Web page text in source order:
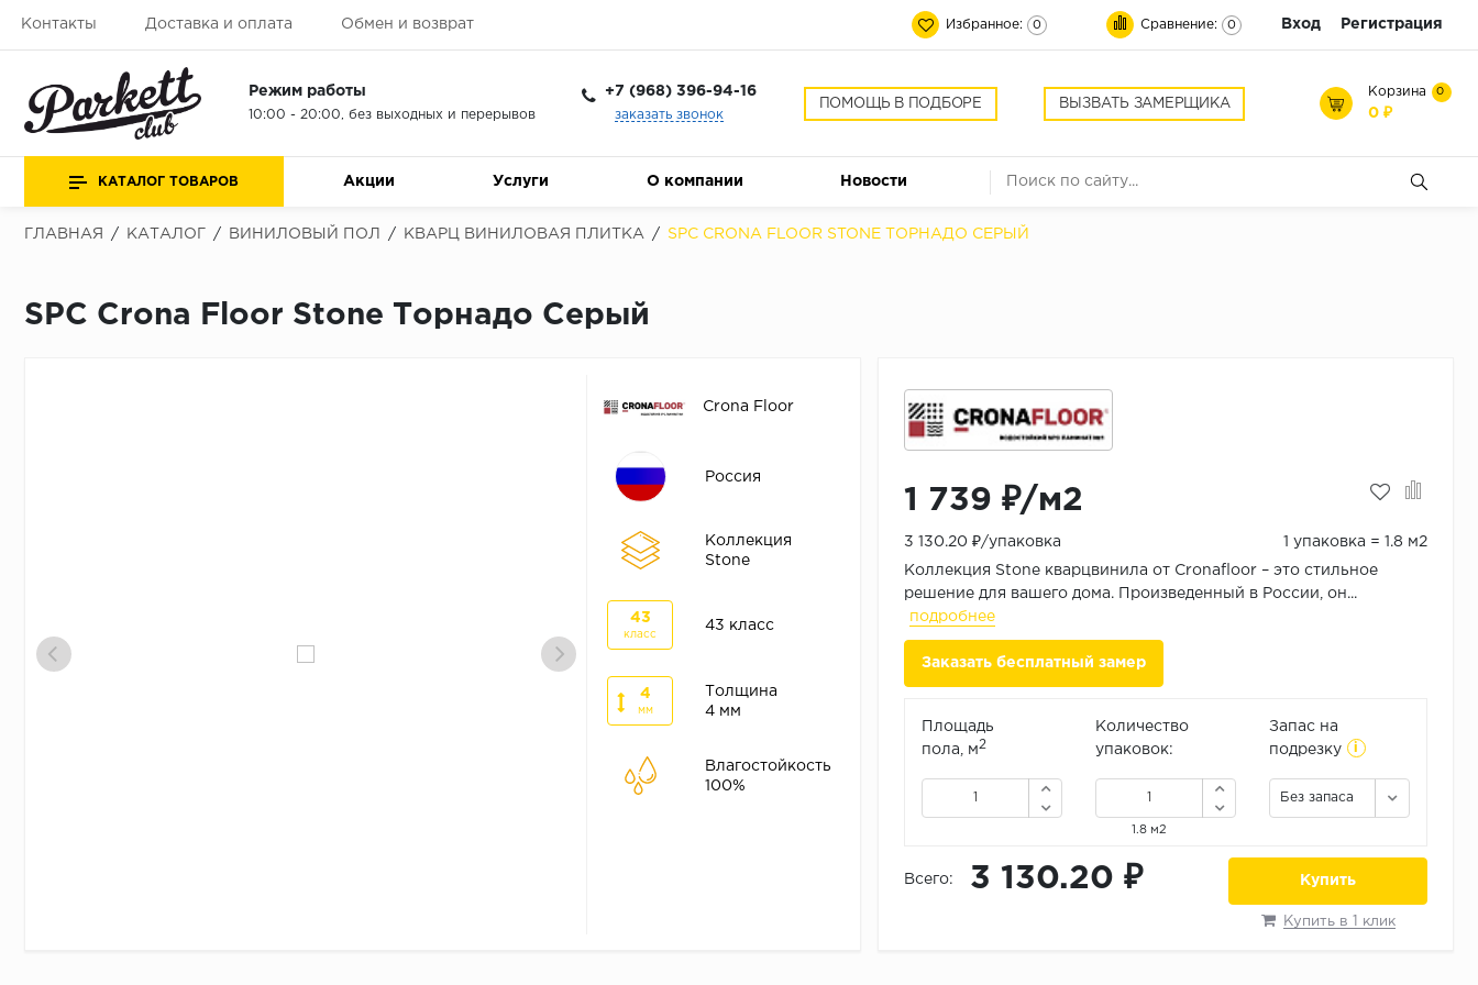
Контакты Доставка и оплата Обмен и возврат Избранное: 0 Сравнение: 0 Вход Регистрация
Режим работы
10:00 - 20:00, без выходных и перерывов
+7 (968) 396-94-16
заказать звонок
ПОМОЩЬ В ПОДБОРЕ ВЫЗВАТЬ ЗАМЕРЩИКА
Корзина 0
0 ₽
КАТАЛОГ ТОВАРОВ Акции Услуги О компании Новости
ГЛАВНАЯ / КАТАЛОГ / ВИНИЛОВЫЙ ПОЛ / КВАРЦ ВИНИЛОВАЯ ПЛИТКА / SPC CRONA FLOOR STONE ТОРНАДО СЕРЫЙ
SPC Crona Floor Stone Торнадо Серый
Crona Floor
Россия
Коллекция
Stone
43
класс
43 класс
4
мм
Толщина
4 мм
Влагостойкость
100%
1 739 ₽/м2
3 130.20 ₽/упаковка 1 упаковка = 1.8 м2
Коллекция Stone кварцвинила от Cronafloor – это стильное
решение для вашего дома. Произведенный в России, он...
подробнее
Заказать бесплатный замер
Площадь
пола, м 2
Количество
упаковок:
1.8 м2
Запас на
подрезку
i
Без запаса
Всего: 3 130.20 ₽ Купить
Купить в 1 клик